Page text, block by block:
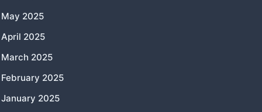
May 2025
April 2025
March 2025
February 2025
January 2025